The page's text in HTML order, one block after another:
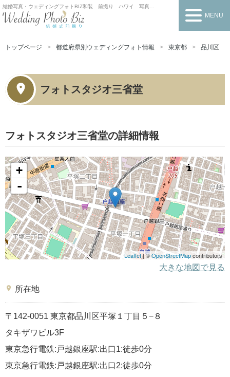
結婚写真・ウェディングフォトBIZ和装 前撮り ハワイ 写真だけの結婚式
MENU
トップページ 都道府県別ウェディングフォト情報 東京都 品川区
フォトスタジオ三省堂
フォトスタジオ三省堂の詳細情報
+
-
Leaflet| ©OpenStreetMapcontributors
大きな地図で見る
place 所在地
〒142-0051 東京都品川区平塚１丁目５−８
タキザワビル3F
東京急行電鉄:戸越銀座駅:出口1:徒歩0分
東京急行電鉄:戸越銀座駅:出口2:徒歩0分